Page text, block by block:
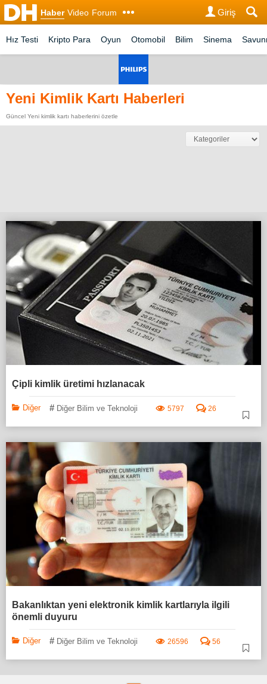
Haber Video Forum Giriş
Hız Testi Kripto Para Oyun Otomobil Bilim Sinema
Yeni Kimlik Kartı Haberleri
Güncel Yeni kimlik kartı haberlerini özetle
Çipli kimlik üretimi hızlanacak
Diğer # Diğer Bilim ve Teknoloji 5797 26
Bakanlıktan yeni elektronik kimlik kartlarıyla ilgili
önemli duyuru
Diğer # Diğer Bilim ve Teknoloji 26596 56